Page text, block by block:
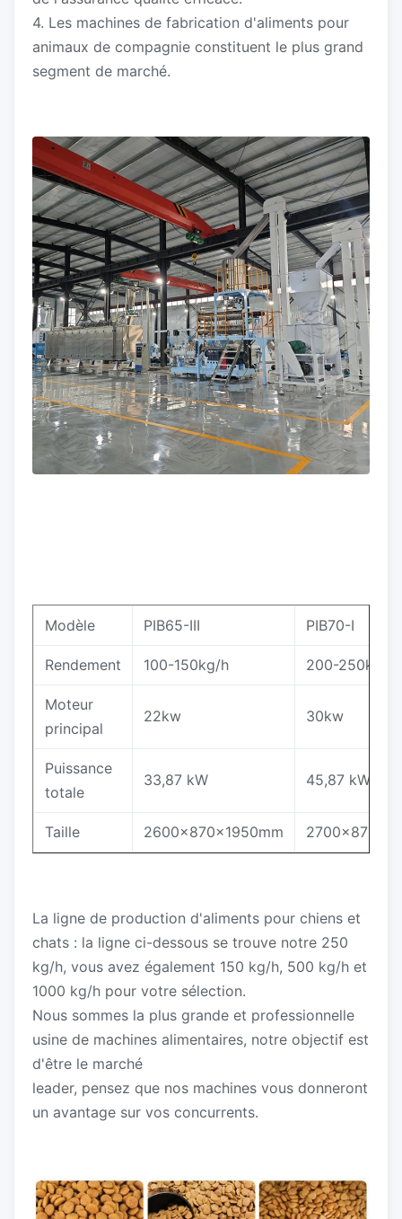
4. Les machines de fabrication d'aliments pour
animaux de compagnie constituent le plus grand
segment de marché.
Modèle PIB65-III PIB70-I
Rendement 100-150kg/h 200-250kg/
Moteur
principal
22kw 30kw
Puissance
totale
33,87 kW 45,87 kW
Taille 2600x870x1950mm
La ligne de production d'aliments pour chiens et
chats : la ligne ci-dessous se trouve notre 250
kg/h, vous avez également 150 kg/h, 500 kg/h et
1000 kg/h pour votre sélection.
Nous sommes la plus grande et professionnelle
usine de machines alimentaires, notre objectif est
d'être le marché
leader, pensez que nos machines vous donneront
un avantage sur vos concurrents.